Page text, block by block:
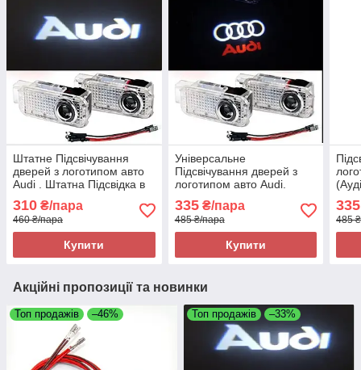
Штатне Підсвічування
дверей з логотипом авто
Audi . Штатна Підсвідка в
310 ₴/пара
460 ₴/пара
Купити
Універсальне
Підсвічування дверей з
логотипом авто Audi.
двері LED Ауді
335₴/пара
485 ₴/пара
Купити
335
485
Акційні пропозиції та новинки
Топ продажів –46% Топ продажів –33%